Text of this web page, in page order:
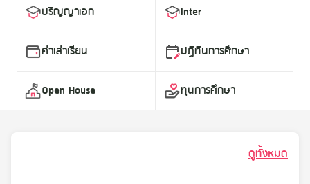
ปริญญาเอก Inter
ค่าเล่าเรียน ปฏิทินการศึกษา
Open House ทุนการศึกษา
ดูทั้งหมด